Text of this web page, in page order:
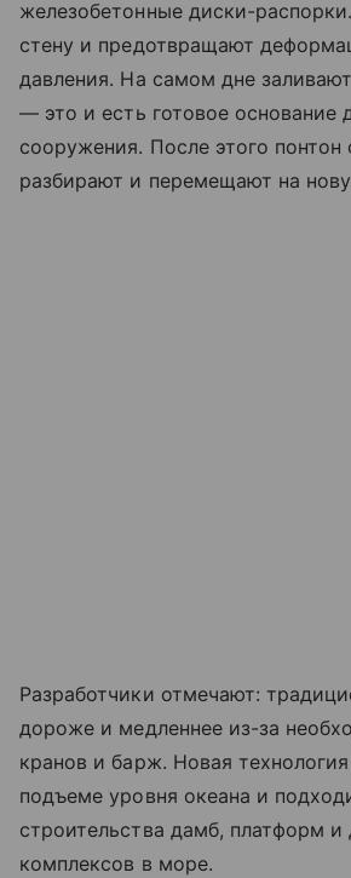
железобетонные диски-
стену и предотвращают
давления. На самом дне
— это и есть готовое основание
сооружения. После этого понтон
разбирают и перемещают на
Разработчики отмечают:
дороже и медленнее из-за
кранов и барж. Новая
подъеме уровня океана и
строительства дамб, платформ
комплексов в море.